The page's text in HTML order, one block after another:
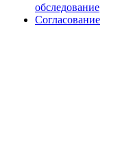
обследование
Согласование